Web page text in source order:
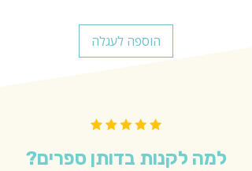
הוספה לעגלה
למה לקנות בדותן ספרים?